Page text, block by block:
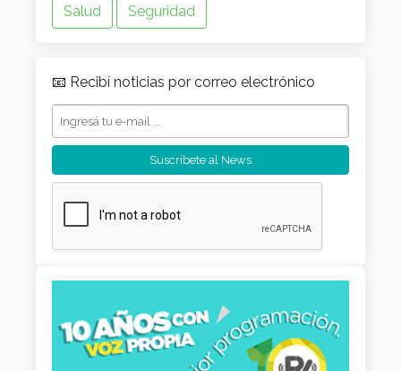
Salud
Seguridad
📧 Recibí noticias por correo electrónico